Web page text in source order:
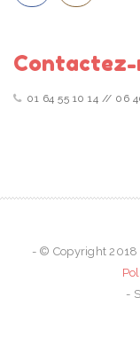
Contactez-
01 64 55 10 14 // 06
- © Copyright 2018
-